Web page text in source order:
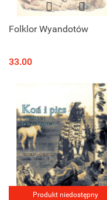
Folklor Wyandotów
33.00
Produkt niedostępny